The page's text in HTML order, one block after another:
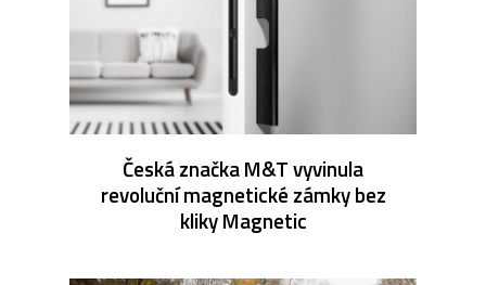
Česká značka M&T vyvinula
revoluční magnetické zámky bez
kliky Magnetic